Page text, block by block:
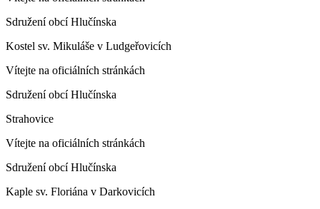
Sdružení obcí Hlučínska
Kostel sv. Mikuláše v Ludgeřovicích
Vítejte na oficiálních stránkách
Sdružení obcí Hlučínska
Strahovice
Vítejte na oficiálních stránkách
Sdružení obcí Hlučínska
Kaple sv. Floriána v Darkovicích